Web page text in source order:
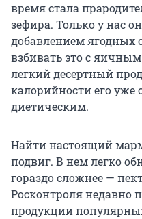
время стала
зефира. Только у нас
добавлением ягодных
взбивать это с
легкий десертный
калорийности его уже
диетическим.
Найти настоящий
подвиг. В нем легко
гораздо сложнее —
Росконтроля недавно
продукции